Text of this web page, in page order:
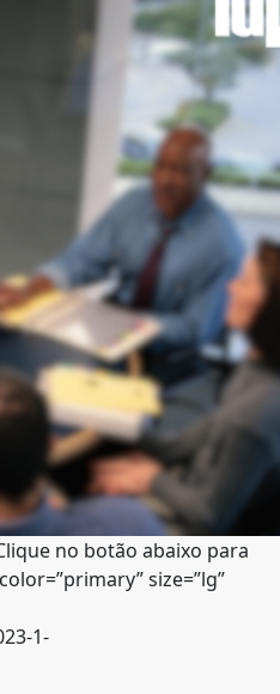
no botão abaixo para
size=”lg”
1-